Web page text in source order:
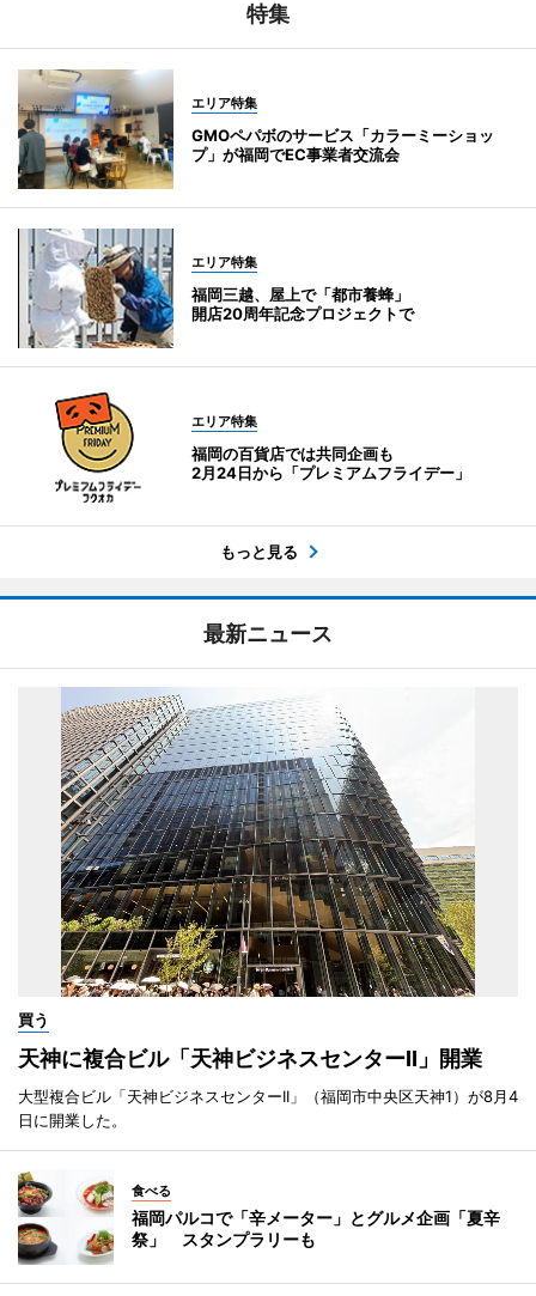
特集
エリア特集
GMOペパボのサービス「カラーミーショッ
プ」が福岡でEC事業者交流会
エリア特集
福岡三越、屋上で「都市養蜂」
開店20周年記念プロジェクトで
エリア特集
福岡の百貨店では共同企画も
2月24日から「プレミアムフライデー」
もっと見る
最新ニュース
買う
天神に複合ビル「天神ビジネスセンターII」開業
大型複合ビル「天神ビジネスセンターII」（福岡市中央区天神1）が8月4
日に開業した。
食べる
福岡パルコで「辛メーター」とグルメ企画「夏辛
祭」 スタンプラリーも